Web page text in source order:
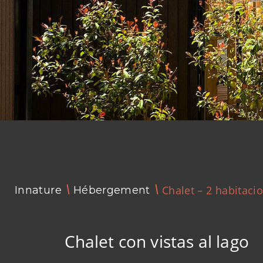
Innature Hébergement Chalet – 2
Chalet con vistas al lago